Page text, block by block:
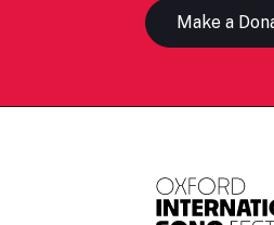
Make a